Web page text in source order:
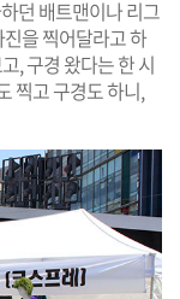
던 배트맨이나 리그
을 찍어달라고 하
, 구경 왔다는 한 시
찍고 구경도 하니,